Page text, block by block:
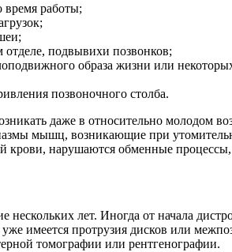
работы;
подвывихи позвонков;
образа жизни или
позвоночного столба.
даже в относительно молодом
мышц, возникающие при
крови, нарушаются обменные
нескольких лет. Иногда от начала
уже имеется протрузия дисков или
томографии или рентгенографии.